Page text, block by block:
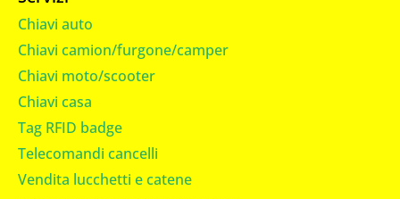
Chiavi auto
Chiavi camion/furgone/camper
Chiavi moto/scooter
Chiavi casa
Tag RFID badge
Telecomandi cancelli
Vendita lucchetti e catene